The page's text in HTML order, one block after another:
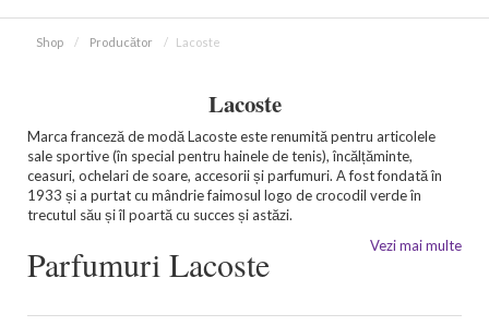
Shop Producător Lacoste
Lacoste
Marca franceză de modă Lacoste este renumită pentru articolele
sale sportive (în special pentru hainele de tenis), încălțăminte,
ceasuri, ochelari de soare, accesorii și parfumuri. A fost fondată în
1933 și a purtat cu mândrie faimosul logo de crocodil verde în
trecutul său și îl poartă cu succes și astăzi.
Vezi mai multe
Parfumuri Lacoste